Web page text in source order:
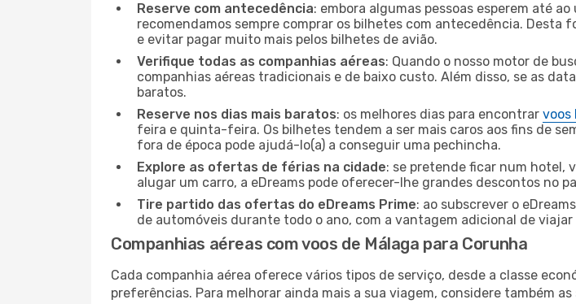
Reserve com antecedência: embora algumas pessoas esperem até
recomendamos sempre comprar os bilhetes com antecedência. Desta
e evitar pagar muito mais pelos bilhetes de avião.
Verifique todas as companhias aéreas: Quando o nosso motor de
companhias aéreas tradicionais e de baixo custo. Além disso, se as
baratos.
Reserve nos dias mais baratos: os melhores dias para encontrar voos
feira e quinta-feira. Os bilhetes tendem a ser mais caros aos fins de
fora de época pode ajudá-lo(a) a conseguir uma pechincha.
Explore as ofertas de férias na cidade: se pretende ficar num hotel,
alugar um carro, a eDreams pode oferecer-lhe grandes descontos no
Tire partido das ofertas do eDreams Prime: ao subscrever o
de automóveis durante todo o ano, com a vantagem adicional de
Companhias aéreas com voos de Málaga para Corunha
Cada companhia aérea oferece vários tipos de serviço, desde a classe
preferências. Para melhorar ainda mais a sua viagem, considere também